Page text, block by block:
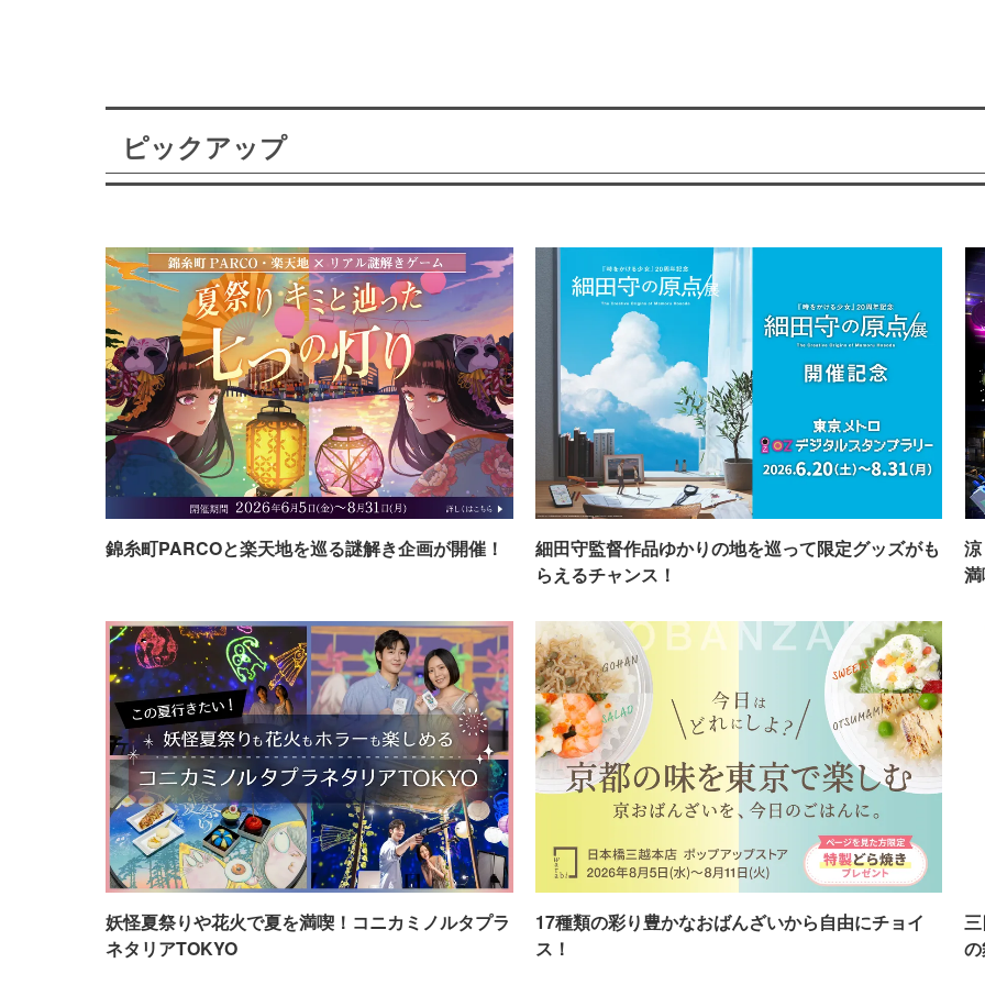
ピックアップ
錦糸町PARCOと楽天地を巡る謎解き企画が開催！
細田守監督作品ゆかりの地を巡って限定グッズがも
らえるチャンス！
妖怪夏祭りや花火で夏を満喫！コニカミノルタプラ
ネタリアTOKYO
17種類の彩り豊かなおばんざいから自由にチョイ
ス！